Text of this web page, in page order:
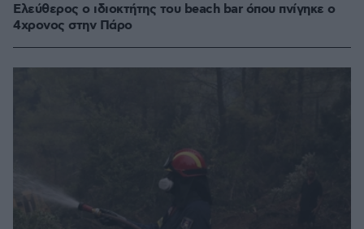
Ελεύθερος ο ιδιοκτήτης του beach bar όπου πνίγηκε ο
4χρονος στην Πάρο